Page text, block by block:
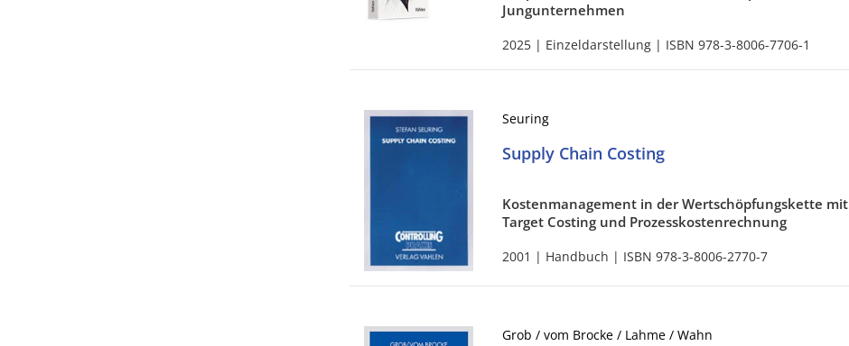
Jungunternehmen
2025 | Einzeldarstellung | ISBN 978-3-8006-7706-1
Seuring
Supply Chain Costing
Kostenmanagement in der Wertschöpfungskette mit
Target Costing und Prozesskostenrechnung
2001 | Handbuch | ISBN 978-3-8006-2770-7
Grob / vom Brocke / Lahme / Wahn